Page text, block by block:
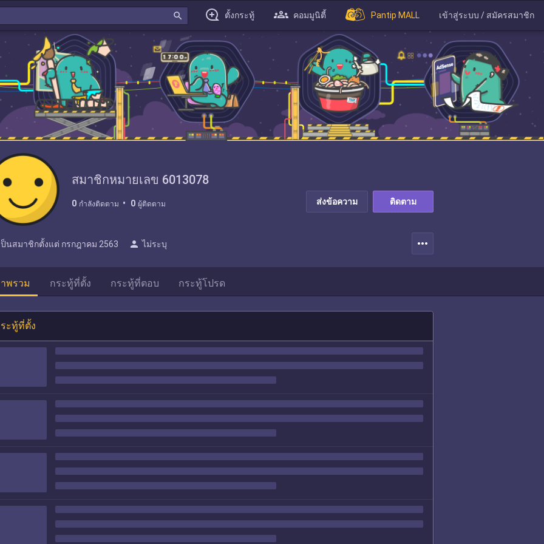
search ตั้งกระทู้ คอมมูนิตี้ Pantip MALL เข้าสู่ระบบ / สมัครสมาชิก
สมาชิกหมายเลข 6013078
0 กำลังติดตาม 0 ผู้ติดตาม ส่งข้อความ ติดตาม
ป็นสมาชิกตั้งแต่ กรกฎาคม 2563 person ไม่ระบุ more_horiz
พรวม กระทู้ที่ตั้ง กระทู้ที่ตอบ กระทู้โปรด
ะทู้ที่ตั้ง